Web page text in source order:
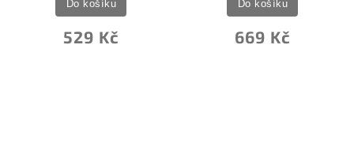
529 Kč
Do košíku
669 Kč
Do košíku